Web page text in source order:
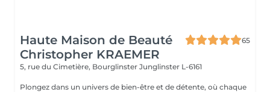
Haute Maison de Beauté
Christopher KRAEMER
65
5, rue du Cimetière, Bourglinster Junglinster L-6161
Plongez dans un univers de bien-être et de détente, où chaque